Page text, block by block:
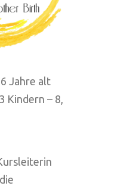
Jahre alt
Kindern – 8,